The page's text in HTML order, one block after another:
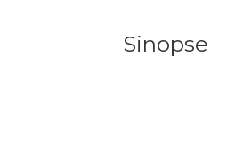
Sinopse